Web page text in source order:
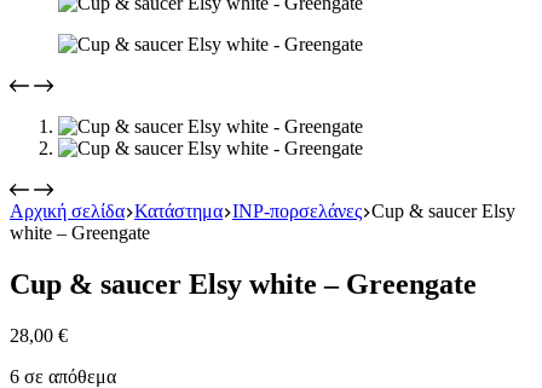
Αρχική σελίδα Κατάστημα INP-πορσελάνες Cup & saucer Elsy
white – Greengate
Cup & saucer Elsy white – Greengate
28,00 €
6 σε απόθεμα